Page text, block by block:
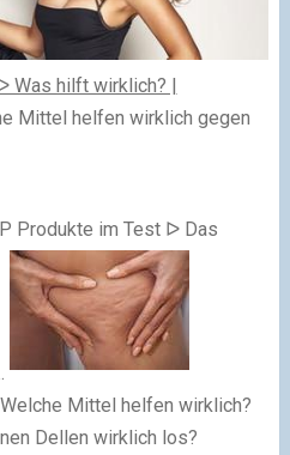
Was hilft wirklich? |
Mittel helfen wirklich gegen
Produkte im Test ᐅ Das
Mittel helfen wirklich?
Dellen wirklich los?